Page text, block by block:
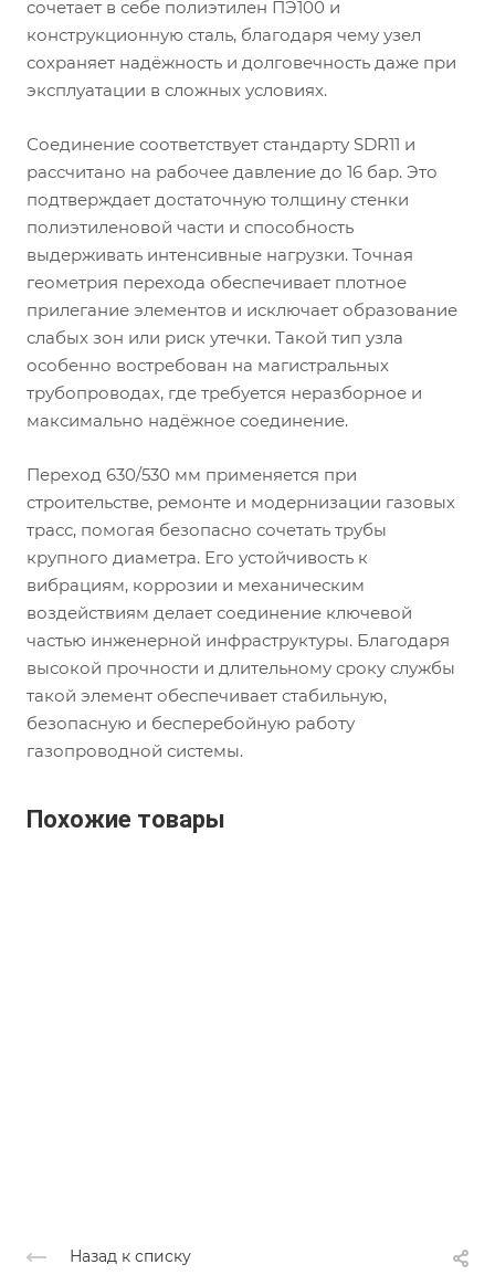
сочетает в себе полиэтилен ПЭ100 и
конструкционную сталь, благодаря чему узел
сохраняет надёжность и долговечность даже при
эксплуатации в сложных условиях.
Соединение соответствует стандарту SDR11 и
рассчитано на рабочее давление до 16 бар. Это
подтверждает достаточную толщину стенки
полиэтиленовой части и способность
выдерживать интенсивные нагрузки. Точная
геометрия перехода обеспечивает плотное
прилегание элементов и исключает образование
слабых зон или риск утечки. Такой тип узла
особенно востребован на магистральных
трубопроводах, где требуется неразборное и
максимально надёжное соединение.
Переход 630/530 мм применяется при
строительстве, ремонте и модернизации газовых
трасс, помогая безопасно сочетать трубы
крупного диаметра. Его устойчивость к
вибрациям, коррозии и механическим
воздействиям делает соединение ключевой
частью инженерной инфраструктуры. Благодаря
высокой прочности и длительному сроку службы
такой элемент обеспечивает стабильную,
безопасную и бесперебойную работу
газопроводной системы.
Похожие товары
Назад к списку